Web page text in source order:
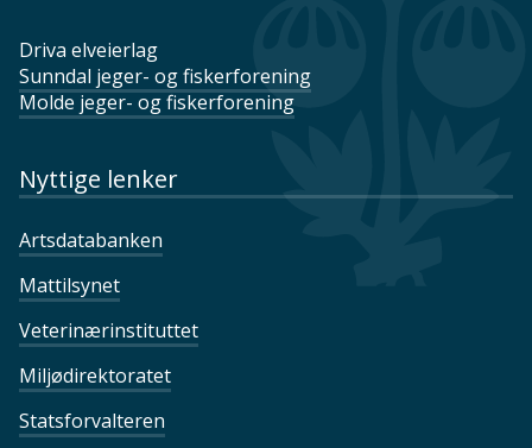
Driva elveierlag
Sunndal jeger- og fiskerforening
Molde jeger- og fiskerforening
Nyttige lenker
Artsdatabanken
Mattilsynet
Veterinærinstituttet
Miljødirektoratet
Statsforvalteren